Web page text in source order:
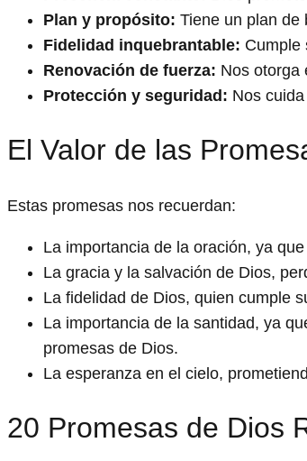
Plan y propósito: Tiene un plan de
Fidelidad inquebrantable: Cumple
Renovación de fuerza: Nos otorga
Protección y seguridad: Nos
El Valor de las
Estas promesas nos recuerdan:
La importancia de la oración, ya
La gracia y la salvación de Dios,
La fidelidad de Dios, quien cumple
La importancia de la santidad, ya
promesas de Dios.
La esperanza en el cielo,
20 Promesas de Dios